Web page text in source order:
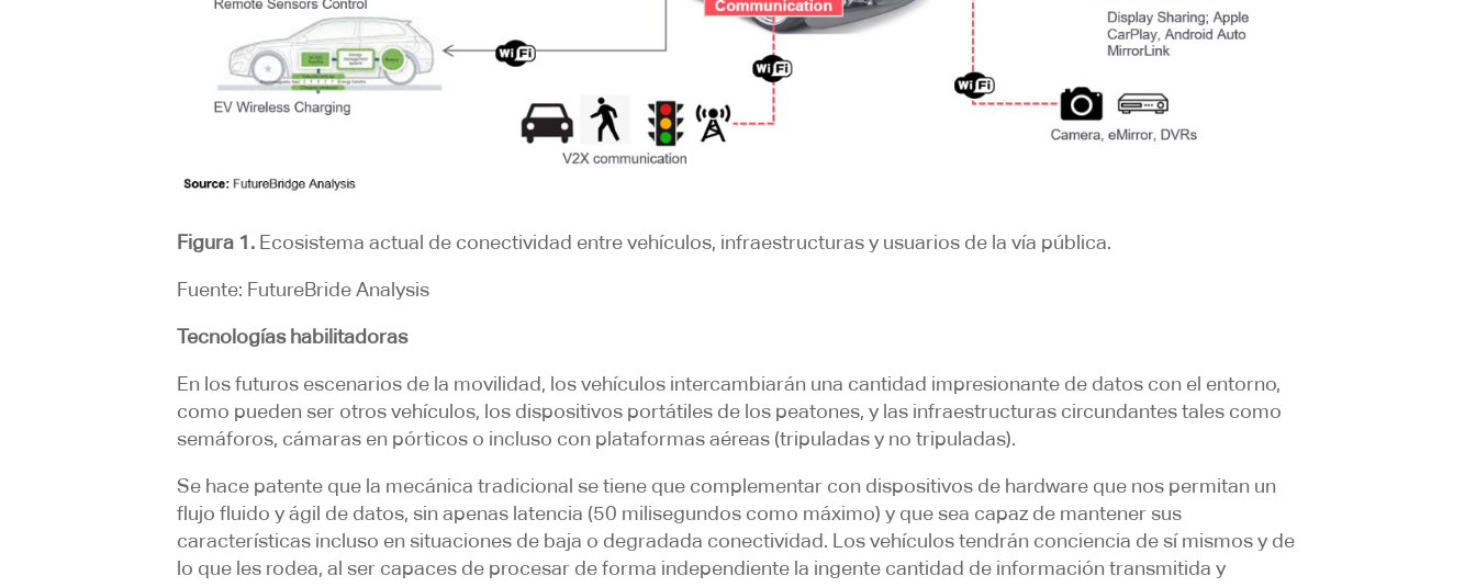
Figura 1. Ecosistema actual de conectividad entre vehículos, infraestructuras y usuarios de la vía pública.
Fuente: FutureBride Analysis
Tecnologías habilitadoras
En los futuros escenarios de la movilidad, los vehículos intercambiarán una cantidad impresionante de datos con el entorno,
como pueden ser otros vehículos, los dispositivos portátiles de los peatones, y las infraestructuras circundantes tales como
semáforos, cámaras en pórticos o incluso con plataformas aéreas (tripuladas y no tripuladas).
Se hace patente que la mecánica tradicional se tiene que complementar con dispositivos de hardware que nos permitan un
flujo fluido y ágil de datos, sin apenas latencia (50 milisegundos como máximo) y que sea capaz de mantener sus
características incluso en situaciones de baja o degradada conectividad. Los vehículos tendrán conciencia de sí mismos y de
lo que les rodea, al ser capaces de procesar de forma independiente la ingente cantidad de información transmitida y